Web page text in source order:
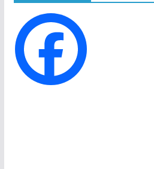
r
e
s